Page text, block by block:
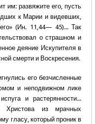
им: развяжите его, пусть
к Марии и видевших,
(Ин. 11,44— 45)... Так
о страшном и
деяние Искупителя в
смерти и Воскресения.
его безчисленные
и неподвижном лике
и растерянности...
Христова из мрачных
гласу, который проник в